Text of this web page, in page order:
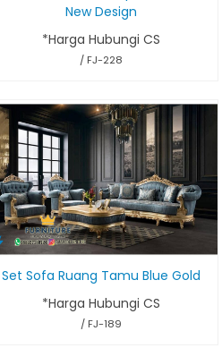
New Design
*Harga Hubungi CS
/ FJ-228
Set Sofa Ruang Tamu Blue Gold
*Harga Hubungi CS
/ FJ-189